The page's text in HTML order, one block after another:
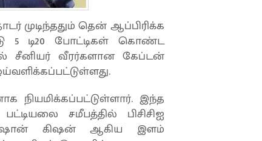
முடிந்ததும் தென் ஆப்பிரிக்க
5 டி20 போட்டிகள் கொண்ட
சீனியர் வீரர்களான கேப்டன்
நியமிக்கப்பட்டுள்ளார். இந்த
சமீபத்தில் பிசிசிஐ
இஷான் கிஷன் ஆகிய இளம்